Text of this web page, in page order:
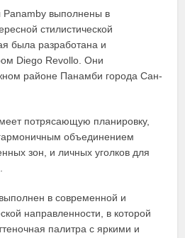
выполнены в
стилистической
была разработана и
Diego Revollo. Они
районе Панамби города Сан-
потрясающую планировку,
объединением
зон, и личных уголков для
в современной и
направленности, в которой
палитра с яркими и